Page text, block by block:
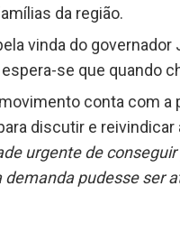
da região.
vinda do
se que quando
conta com
discutir e
urgente de
pudesse ser